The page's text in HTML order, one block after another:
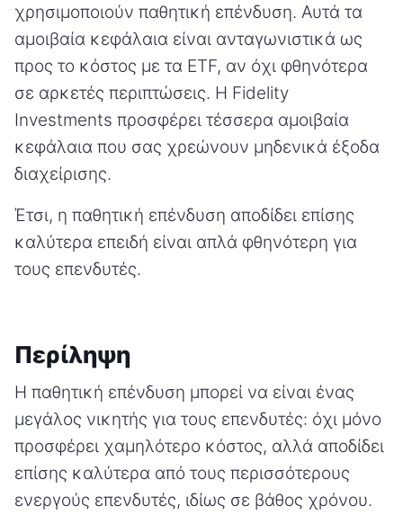
χρησιμοποιούν παθητική επένδυση. Αυτά τα
αμοιβαία κεφάλαια είναι ανταγωνιστικά ως
προς το κόστος με τα ETF, αν όχι φθηνότερα
σε αρκετές περιπτώσεις. Η Fidelity
Investments προσφέρει τέσσερα αμοιβαία
κεφάλαια που σας χρεώνουν μηδενικά έξοδα
διαχείρισης.
Έτσι, η παθητική επένδυση αποδίδει επίσης
καλύτερα επειδή είναι απλά φθηνότερη για
τους επενδυτές.
Περίληψη
Η παθητική επένδυση μπορεί να είναι ένας
μεγάλος νικητής για τους επενδυτές: όχι μόνο
προσφέρει χαμηλότερο κόστος, αλλά αποδίδει
επίσης καλύτερα από τους περισσότερους
ενεργούς επενδυτές, ιδίως σε βάθος χρόνου.